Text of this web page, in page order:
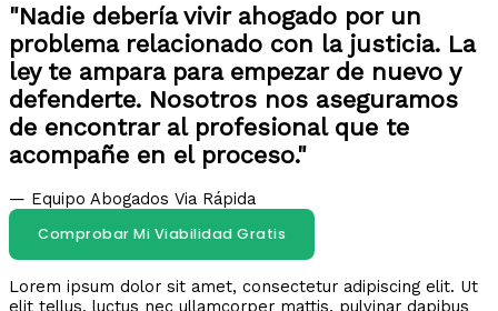
"Nadie debería vivir ahogado por un
problema relacionado con la justicia. La
ley te ampara para empezar de nuevo y
defenderte. Nosotros nos aseguramos
de encontrar al profesional que te
acompañe en el proceso."
— Equipo Abogados Via Rápida
Comprobar Mi Viabilidad Gratis
Lorem ipsum dolor sit amet, consectetur adipiscing elit. Ut
elit tellus, luctus nec ullamcorper mattis, pulvinar dapibus